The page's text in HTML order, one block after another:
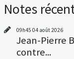
Notes
09h45 04 août 2026
Jean-Pierre
contre...